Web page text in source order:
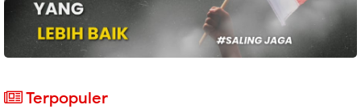
Terpopuler